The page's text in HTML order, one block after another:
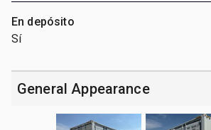
En depósito
Sí
General Appearance